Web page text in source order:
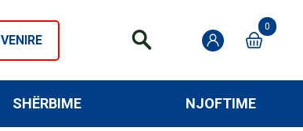
0
SHËRBIME NJOFTIME